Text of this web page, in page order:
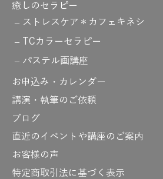
癒しのセラピー
ストレスケア＊カフェキネシ
TCカラーセラピー
パステル画講座
お申込み・カレンダー
講演・執筆のご依頼
ブログ
直近のイベントや講座のご案内
お客様の声
特定商取引法に基づく表示